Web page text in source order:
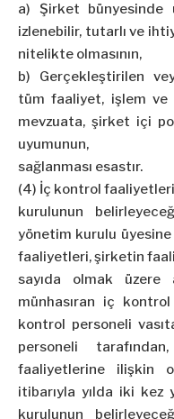
a) Şirket bünyesinde
izlenebilir, tutarlı ve
nitelikte olmasının,
b) Gerçekleştirilen
tüm faaliyet, işlem ve
mevzuata, şirket içi
uyumunun,
sağlanması esastır.
(4) İç kontrol
kurulunun
yönetim kurulu
faaliyetleri, şirketin
sayıda olmak
münhasıran iç
kontrol personeli
personeli
faaliyetlerine ilişkin
itibarıyla yılda iki kez
kurulunun